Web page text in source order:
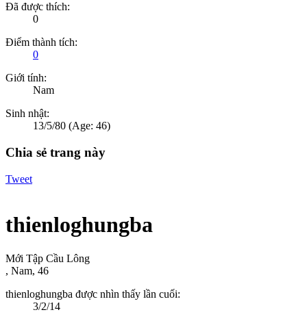
Đã được thích:
0
Điểm thành tích:
0
Giới tính:
Nam
Sinh nhật:
13/5/80 (Age: 46)
Chia sẻ trang này
Tweet
thienloghungba
Mới Tập Cầu Lông
, Nam, 46
thienloghungba được nhìn thấy lần cuối:
3/2/14